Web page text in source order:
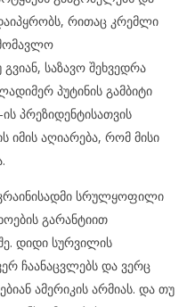
რითაც კრემლი
საზავო შეხვედრა
პუტინის გამბიტი
პრეზიდენტისათვის
იმის აღიარება, რომ მისი
სრულყოფილი
გარანტიით
დიდი სურვილის
ჩაანაცვლებს და ვერც
ამერიკის არმიას. და თუ